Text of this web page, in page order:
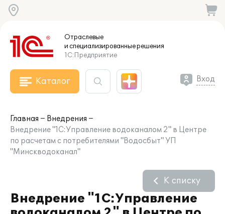
Отраслевые
и специализированныерешения
1С:Предприятие
Каталог Вход
Главная
Внедрения
Внедрение "1С:Управление водоканалом 2" в Центре
по расчетам с потребителями "Водосбыт" УП
"Минскводоканал"
Внедрение "1С:Управление
К списку